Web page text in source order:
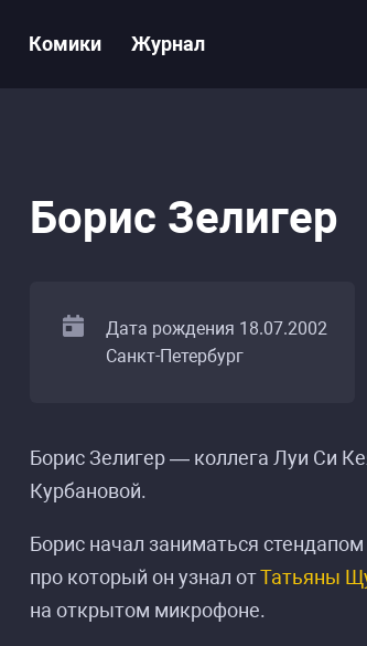
Комики Журнал
Борис Зелигер
Дата рождения 18.07.2002
Санкт-Петербург
Борис Зелигер — коллега Луи Си
Курбановой.
Борис начал заниматься
про который он узнал отТатьяны
на открытом микрофоне.